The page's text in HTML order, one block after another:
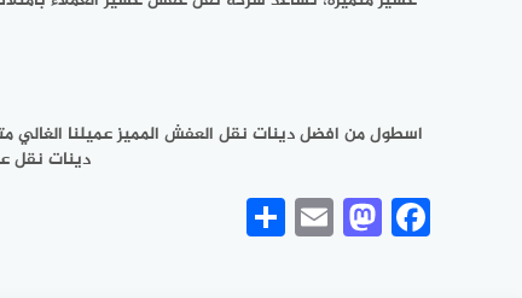
اسطول من افضل دينات نقل العفش المميز عميلنا
دينات نقل
Facebook
Mastodon
Email